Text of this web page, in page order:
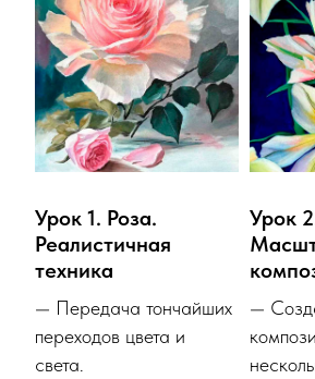
Урок 1. Роза.
Реалистичная
техника
— Передача тончайших
переходов цвета и
света.
Урок
—